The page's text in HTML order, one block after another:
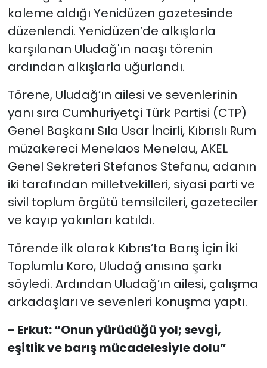
kaleme aldığı Yenidüzen gazetesinde
düzenlendi. Yenidüzen’de alkışlarla
karşılanan Uludağ'ın naaşı törenin
ardından alkışlarla uğurlandı.
Törene, Uludağ’ın ailesi ve sevenlerinin
yanı sıra Cumhuriyetçi Türk Partisi (CTP)
Genel Başkanı Sıla Usar İncirli, Kıbrıslı Rum
müzakereci Menelaos Menelau, AKEL
Genel Sekreteri Stefanos Stefanu, adanın
iki tarafından milletvekilleri, siyasi parti ve
sivil toplum örgütü temsilcileri, gazeteciler
ve kayıp yakınları katıldı.
Törende ilk olarak Kıbrıs’ta Barış İçin İki
Toplumlu Koro, Uludağ anısına şarkı
söyledi. Ardından Uludağ’ın ailesi, çalışma
arkadaşları ve sevenleri konuşma yaptı.
- Erkut: “Onun yürüdüğü yol; sevgi,
eşitlik ve barış mücadelesiyle dolu”
Teknoloji
TÜRKiYE
Video Galeri
YAŞAM
Yazarlar